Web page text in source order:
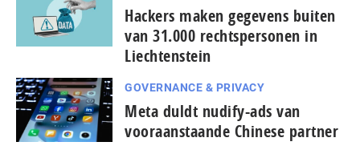
Hackers maken gegevens buiten
van 31.000 rechtspersonen in
Liechtenstein
GOVERNANCE & PRIVACY
Meta duldt nudify-ads van
vooraanstaande Chinese partner